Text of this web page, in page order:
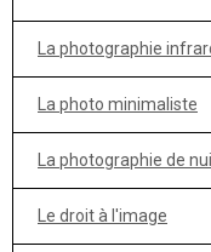
La photographie
La photo minimaliste
La photographie de
Le droit à l'image